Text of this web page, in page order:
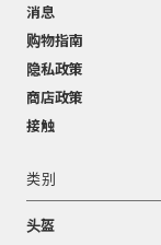
消息
购物指南
隐私政策
商店政策
接触
类别
头盔